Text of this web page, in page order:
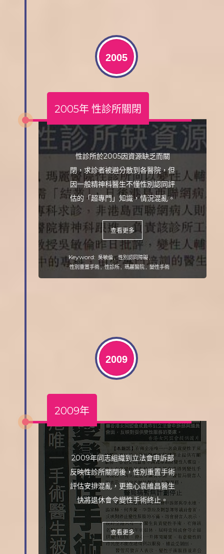
2005
2005年 性診所關閉
性診所於2005因資源缺乏而關
閉，求診者被避分散到各醫院，但
因一般精神科醫生不懂性別認同評
估的「超專門」知識，情況混亂。
查看更多
Keyword: 吳敏倫,性別認同障礙,
性別重置手術,性診所, 瑪麗醫院,變性手術
2009
2009年
2009年同志組織到立法會申訴部
反映性診所關閉後，性別重置手術
評估安排混亂，更擔心袁維昌醫生
快將退休會令變性手術終止。
查看更多